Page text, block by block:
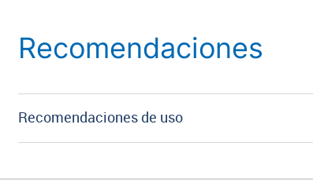
Recomendaciones
Recomendaciones de uso